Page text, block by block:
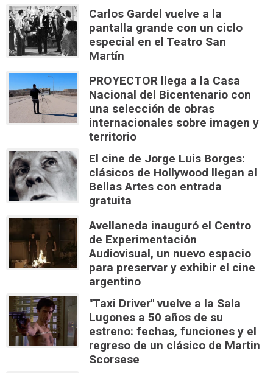
Carlos Gardel vuelve a la
pantalla grande con un ciclo
especial en el Teatro San
Martín
PROYECTOR llega a la Casa
Nacional del Bicentenario con
una selección de obras
internacionales sobre imagen y
territorio
El cine de Jorge Luis Borges:
clásicos de Hollywood llegan al
Bellas Artes con entrada
gratuita
Avellaneda inauguró el Centro
de Experimentación
Audiovisual, un nuevo espacio
para preservar y exhibir el cine
argentino
"Taxi Driver" vuelve a la Sala
Lugones a 50 años de su
estreno: fechas, funciones y el
regreso de un clásico de Martin
Scorsese